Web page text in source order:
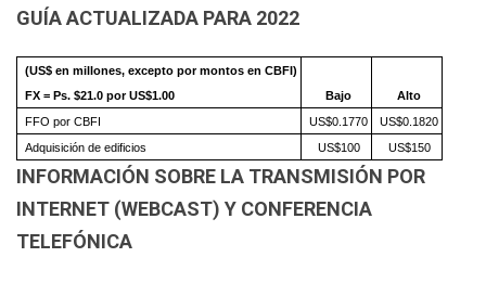
GUÍA ACTUALIZADA PARA 2022
(US$ en millones, excepto por montos en CBFI)
FX = Ps. $21.0 por US$1.00
Bajo
Alto
FFO por CBFI
US$0.1770
US$0.1820
Adquisición de edificios
US$100 US$150
INFORMACIÓN SOBRE LA TRANSMISIÓN POR
INTERNET (WEBCAST) Y CONFERENCIA
TELEFÓNICA